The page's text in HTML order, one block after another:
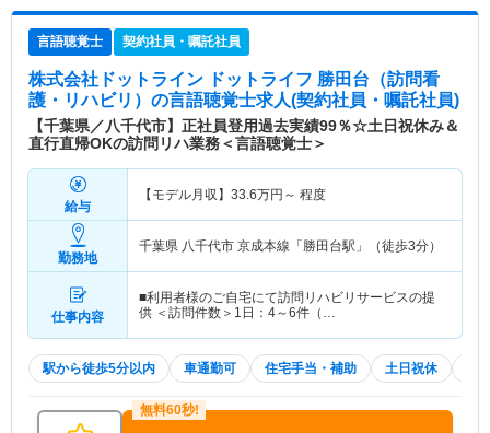
言語聴覚士 契約社員・嘱託社員
株式会社ドットライン ドットライフ 勝田台（訪問看
護・リハビリ） の言語聴覚士求人(契約社員・嘱託社員)
【千葉県／八千代市】正社員登用過去実績99％☆土日祝休み＆
直行直帰OKの訪問リハ業務＜言語聴覚士＞
給与
【モデル月収】 33.6万円～ 程度
勤務地
千葉県 八千代市 京成本線「勝田台駅」（徒歩3分）
仕事内容
■利用者様のご自宅にて訪問リハビリサービスの提
供 ＜訪問件数＞1日：4～6件（…
駅から徒歩5分以内 車通勤可 住宅手当・補助 土日祝休